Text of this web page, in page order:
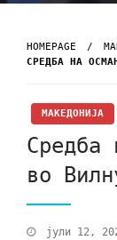
HOMEPAGE
СРЕДБА НА
МАКЕДОНИЈА
Средба
во
јули 12,